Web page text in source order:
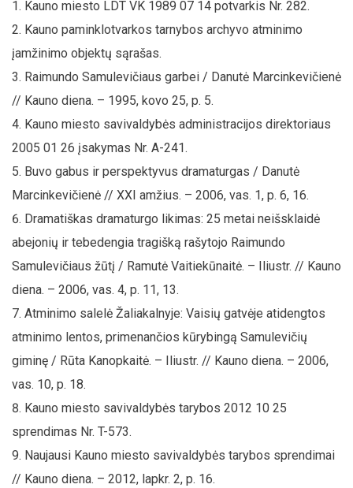
Kauno miesto LDT VK 1989 07 14 potvarkis Nr. 282.
Kauno paminklotvarkos tarnybos archyvo atminimo
įamžinimo objektų sąrašas.
Raimundo Samulevičiaus garbei / Danutė Marcinkevičienė
// Kauno diena. – 1995, kovo 25, p. 5.
Kauno miesto savivaldybės administracijos direktoriaus
2005 01 26 įsakymas Nr. A-241.
Buvo gabus ir perspektyvus dramaturgas / Danutė
Marcinkevičienė // XXI amžius. – 2006, vas. 1, p. 6, 16.
Dramatiškas dramaturgo likimas: 25 metai neišsklaidė
abejonių ir tebedengia tragišką rašytojo Raimundo
Samulevičiaus žūtį / Ramutė Vaitiekūnaitė. – Iliustr. // Kauno
diena. – 2006, vas. 4, p. 11, 13.
Atminimo salelė Žaliakalnyje: Vaisių gatvėje atidengtos
atminimo lentos, primenančios kūrybingą Samulevičių
giminę / Rūta Kanopkaitė. – Iliustr. // Kauno diena. – 2006,
vas. 10, p. 18.
Kauno miesto savivaldybės tarybos 2012 10 25
sprendimas Nr. T-573.
Naujausi Kauno miesto savivaldybės tarybos sprendimai
// Kauno diena. – 2012, lapkr. 2, p. 16.